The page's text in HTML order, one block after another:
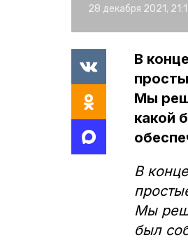
28 декабря 2021,
В
Мы
какой
В
Мы
был